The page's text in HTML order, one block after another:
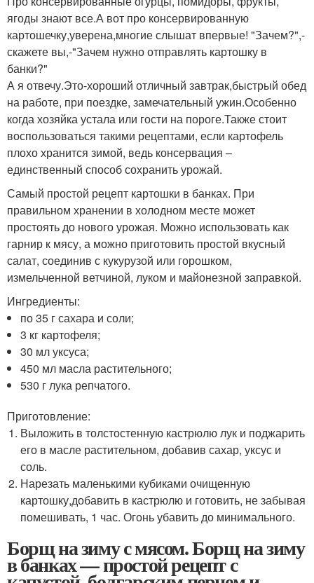
ягоды знают все.А вот про консервированную
картошечку,уверена,многие слышат впервые! "Зачем?",-
скажете вы,-"Зачем нужно отправлять картошку в
банки?"
А я отвечу.Это-хороший отличный завтрак,быстрый обед
на работе, при поездке, замечательный ужин.Особенно
когда хозяйка устала или гости на пороге.Также стоит
воспользоваться такими рецептами, если картофель
плохо хранится зимой, ведь консервация –
единственный способ сохранить урожай.
Самый простой рецепт картошки в банках. При
правильном хранении в холодном месте может
простоять до нового урожая. Можно использовать как
гарнир к мясу, а можно приготовить простой вкусный
салат, соединив с кукурузой или горошком,
измельченной ветчиной, луком и майонезной заправкой.
Ингредиенты:
по 35 г сахара и соли;
3 кг картофеля;
30 мл уксуса;
450 мл масла растительного;
530 г лука репчатого.
Приготовление:
Выложить в толстостенную кастрюлю лук и поджарить
его в масле растительном, добавив сахар, уксус и
соль.
Нарезать маленькими кубиками очищенную
картошку,добавить в кастрюлю и готовить, не забывая
помешивать, 1 час. Огонь убавить до минимального.
Борщ на зиму с мясом. Борщ на зиму
в банках — простой рецепт с